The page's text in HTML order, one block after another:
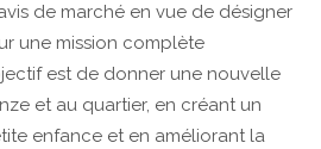
de marché en vue de désigner
une mission complète
est de donner une nouvelle
et au quartier, en créant un
enfance et en améliorant la